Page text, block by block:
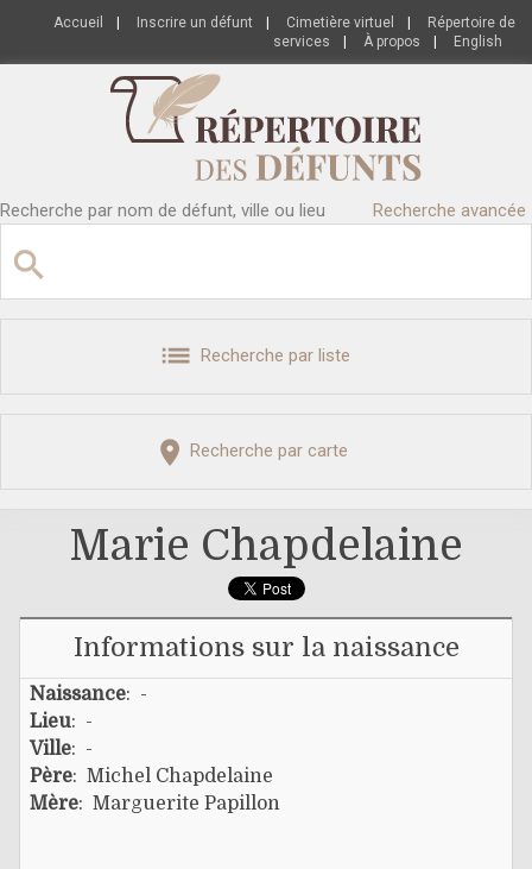
Accueil Inscrire un défunt Cimetière virtuel
Répertoire de
services
À propos English
Recherche par nom de défunt, ville ou lieu Recherche avancée
Recherche par liste
Recherche par carte
Marie Chapdelaine
Informations sur la naissance
Naissance: -
Lieu: -
Ville: -
Père: Michel Chapdelaine
Mère: Marguerite Papillon